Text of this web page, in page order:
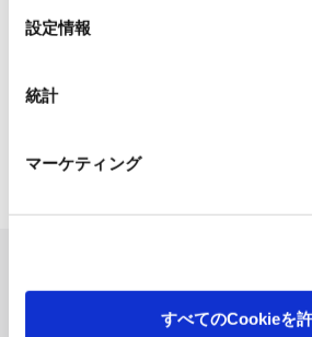
設定情報
統計
マーケティング
すべてのCookieを
化粧品・健康食品メーカーの
「周南 蚤の市
日本紙パルプ商事は、2026年